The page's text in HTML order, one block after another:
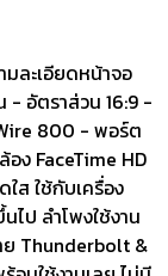
ละเอียดหน้าจอ
- อัตราส่วน 16:9 -
800 - พอร์ต
ง FaceTime HD
ส ใช้กับเครื่อง
ป ลำโพงใช้งาน
ย Thunderbolt &